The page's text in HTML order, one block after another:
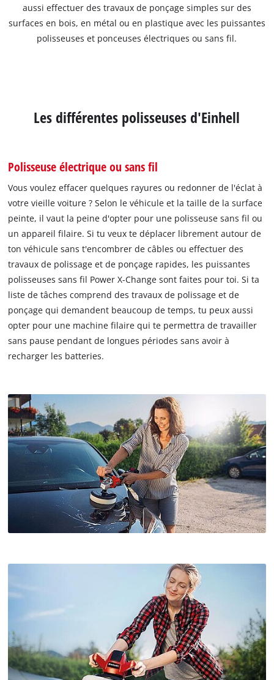
aussi effectuer des travaux de ponçage simples sur des
surfaces en bois, en métal ou en plastique avec les puissantes
polisseuses et ponceuses électriques ou sans fil.
Les différentes polisseuses d'Einhell
Polisseuse électrique ou sans fil
Vous voulez effacer quelques rayures ou redonner de l'éclat à
votre vieille voiture ? Selon le véhicule et la taille de la surface
peinte, il vaut la peine d'opter pour une polisseuse sans fil ou
un appareil filaire. Si tu veux te déplacer librement autour de
ton véhicule sans t'encombrer de câbles ou effectuer des
travaux de polissage et de ponçage rapides, les puissantes
polisseuses sans fil Power X-Change sont faites pour toi. Si ta
liste de tâches comprend des travaux de polissage et de
ponçage qui demandent beaucoup de temps, tu peux aussi
opter pour une machine filaire qui te permettra de travailler
sans pause pendant de longues périodes sans avoir à
recharger les batteries.